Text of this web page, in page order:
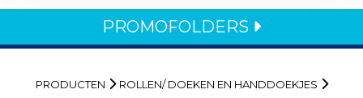
PROMOFOLDERS
PRODUCTEN
ROLLEN/ DOEKEN EN HANDDOEKJES